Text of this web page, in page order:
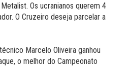
Os ucranianos querem 4
O Cruzeiro deseja parcelar a
Marcelo Oliveira ganhou
o melhor do Campeonato